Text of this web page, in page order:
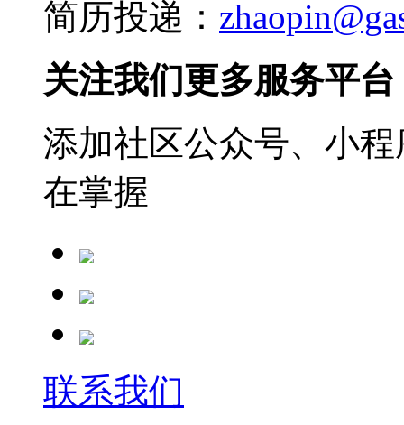
简历投递：
关注我们更多服务平台
添加社区公众号、小
在掌握
联系我们